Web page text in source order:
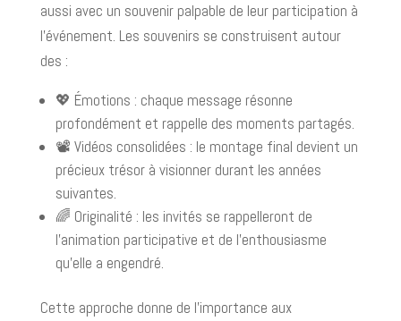
aussi avec un souvenir palpable de leur participation à
l'événement. Les souvenirs se construisent autour
des :
💖 Émotions : chaque message résonne
profondément et rappelle des moments partagés.
📽️ Vidéos consolidées : le montage final devient un
précieux trésor à visionner durant les années
suivantes.
🌈 Originalité : les invités se rappelleront de
l'animation participative et de l'enthousiasme
qu'elle a engendré.
Cette approche donne de l'importance aux